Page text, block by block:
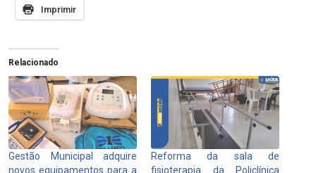
Imprimir
Relacionado
Gestão Municipal adquire
novos equipamentos para a
Reforma da sala de
fisioterapia da Policlínica